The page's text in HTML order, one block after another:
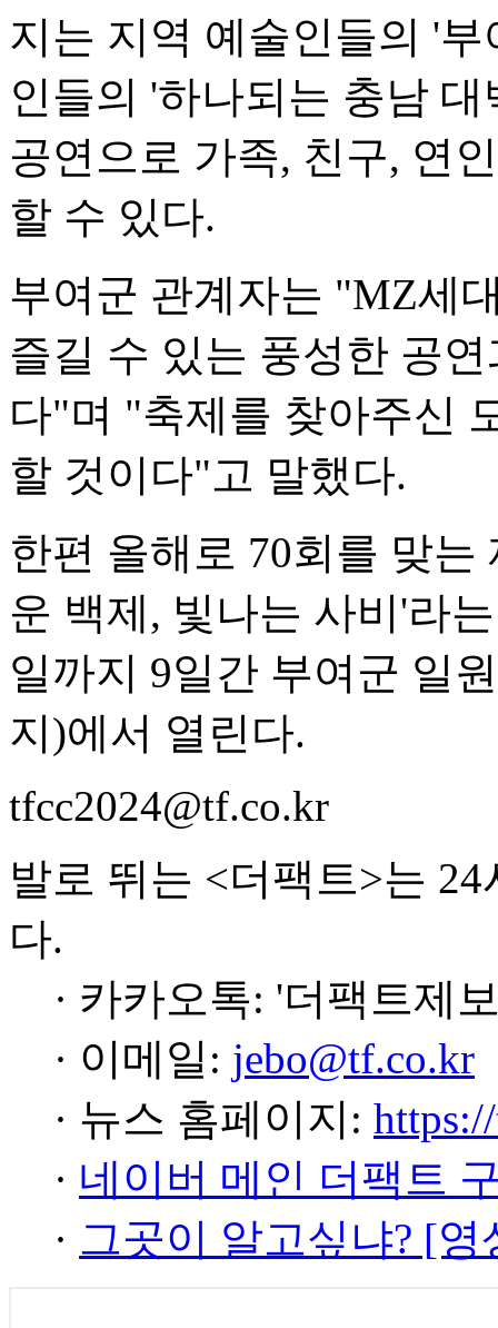
지는 지역 예술인들의 '
인들의 '하나되는 충남
공연으로 가족, 친구, 연
할 수 있다.
부여군 관계자는 "MZ세
즐길 수 있는 풍성한 공
다"며 "축제를 찾아주신
할 것이다"고 말했다.
한편 올해로 70회를 맞
운 백제, 빛나는 사비'라
일까지 9일간 부여군 일
지)에서 열린다.
tfcc2024@tf.co.kr
발로 뛰는 <더팩트>는
다.
· 카카오톡: '더팩트제
· 이메일: jebo@tf.co.kr
· 뉴스 홈페이지:
· 네이버 메인 더팩트
· 그곳이 알고싶냐? [